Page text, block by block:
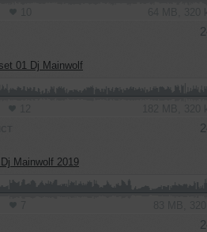
01 Dj Mainwolf
Mainwolf 2019